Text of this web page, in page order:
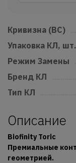
Кривизна (BC)
Упаковка КЛ, шт.
Режим Замены
Бренд КЛ
Тип КЛ
Описание
Biofinity Toric
Премиальные
геометрией.